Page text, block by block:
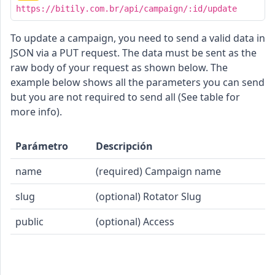
https://bitily.com.br/api/campaign/:id/update
To update a campaign, you need to send a valid data in
JSON via a PUT request. The data must be sent as the
raw body of your request as shown below. The
example below shows all the parameters you can send
but you are not required to send all (See table for
more info).
Parámetro
Descripción
name
(required) Campaign name
slug
(optional) Rotator Slug
public
(optional) Access